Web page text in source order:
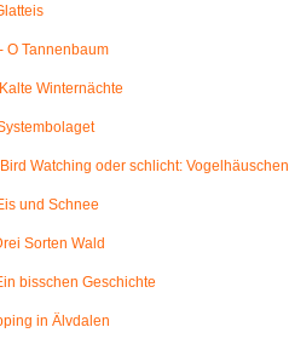
O Tannenbaum
Winternächte
Watching oder schlicht: Vogelhäuschen
und Schnee
Sorten Wald
bisschen Geschichte
in Älvdalen